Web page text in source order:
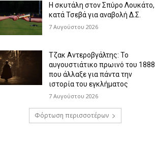
Η σκυτάλη στον Σπύρο Λουκάτο,
κατά Τσεβά για αναβολή Δ.Σ.
7 Αυγούστου 2026
Τζακ Αντεροβγάλτης: To
αυγουστιάτικο πρωινό του 1888
που άλλαξε για πάντα την
ιστορία του εγκλήματος
7 Αυγούστου 2026
Φόρτωση περισσοτέρων